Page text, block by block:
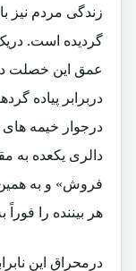
زندگی مردم نیز
گردیده است.
عمق این خصلت
دربرابر پیاده
درجوار خیمه
دالری یکعده به
فروش» و به
هر بیننده را
درمحراق این